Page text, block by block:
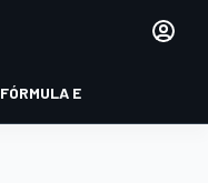
FÓRMULA E